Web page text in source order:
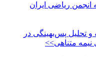
انجمن ریاضی ایران
و تحلیل پس‌بهینگی در
متناهی>>